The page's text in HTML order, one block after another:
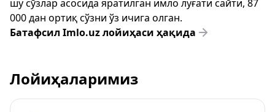
шу сўзлар асосида яратилган имло луғати сайти, 87
000 дан ортиқ сўзни ўз ичига олган.
Батафсил Imlo.uz лойиҳаси ҳақида
Лойиҳаларимиз